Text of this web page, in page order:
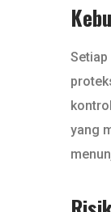
yang